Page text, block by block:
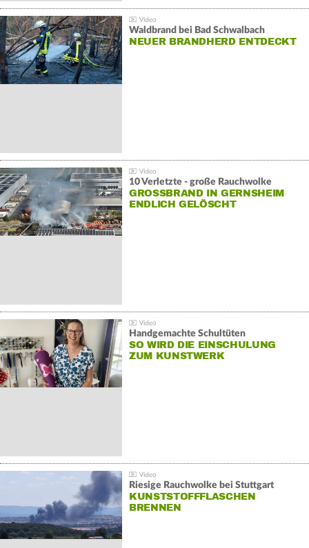
Waldbrand bei Bad Schwalbach
NEUER BRANDHERD ENTDECKT
10 Verletzte - große Rauchwolke
GROSSBRAND IN GERNSHEIM E
NDLICH GELÖSCHT
Handgemachte Schultüten
SO WIRD DIE EINSCHULUNG
ZUM KUNSTWERK
Riesige Rauchwolke bei Stuttgart
KUNSTSTOFFFLASCHEN
BRENNEN